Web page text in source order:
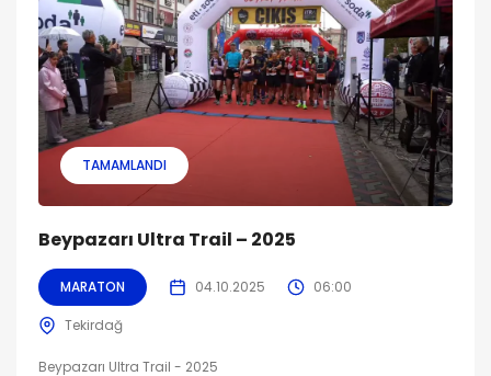
TAMAMLANDI
Beypazarı Ultra Trail – 2025
MARATON 04.10.2025 06:00
Tekirdağ
Beypazarı Ultra Trail - 2025